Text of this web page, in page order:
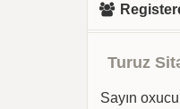
Turuz
Sayın